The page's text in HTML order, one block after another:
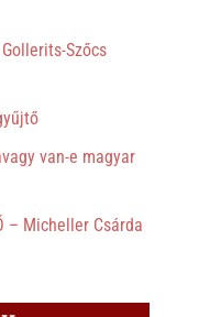
Gollerits-Szőcs
van-e magyar
– Micheller Csárda